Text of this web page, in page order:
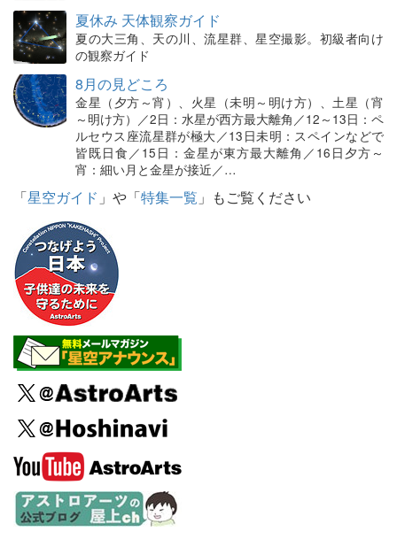
夏休み 天体観察ガイド
夏の大三角、天の川、流星群、星空撮影。初級者向け
の観察ガイド
8月の見どころ
金星（夕方～宵）、火星（未明～明け方）、土星（宵
～明け方）／2日：水星が西方最大離角／12～13日：ペ
ルセウス座流星群が極大／13日未明：スペインなどで
皆既日食／15日：金星が東方最大離角／16日夕方～
宵：細い月と金星が接近／…
「星空ガイド 」や「特集一覧 」もご覧ください